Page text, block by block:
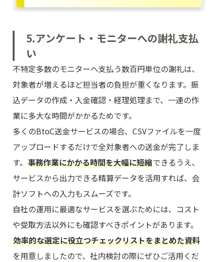
5.アンケート・モニターへの謝礼支払
い
不特定多数のモニターへ支払う数百円単位の謝礼は、
対象者が増えるほど担当者の負担が重くなります。振
込データの作成・入金確認・経理処理まで、一連の作
業に多大な時間がかかるためです。
多くのBtoC送金サービスの場合、CSVファイルを一度
アップロードするだけで全対象者への送金が完了しま
す。事務作業にかかる時間を大幅に短縮できるうえ、
サービスから出力できる精算データを活用すれば、会
計ソフトへの入力もスムーズです。
自社の運用に最適なサービスを選ぶためには、コスト
や受取方法以外にも確認すべきポイントがあります。
効率的な選定に役立つチェックリストをまとめた資料
を用意しましたので、社内検討の際にぜひご活用くだ